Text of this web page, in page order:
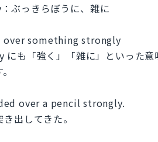
ぶっきらぼうに、雑に
over something strongly
も「強く」「雑に」といった意
over a pencil strongly.
出してきた。